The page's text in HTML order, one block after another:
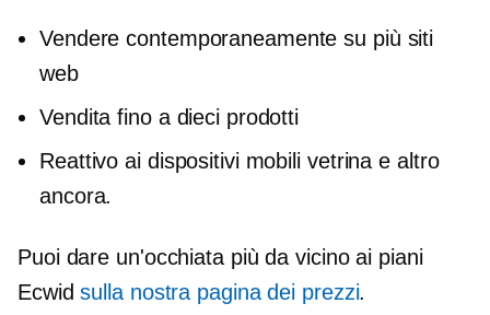
Vendere contemporaneamente su più siti
web
Vendita fino a dieci prodotti
Reattivo ai dispositivi mobili vetrina e altro
ancora.
Puoi dare un'occhiata più da vicino ai piani
Ecwidsulla nostra pagina dei prezzi.